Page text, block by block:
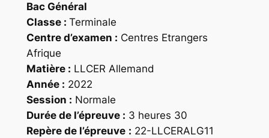
Bac Général
Classe : Terminale
Centre d’examen : Centres Etrangers
Afrique
Matière : LLCER Allemand
Année : 2022
Session : Normale
Durée de l’épreuve : 3 heures 30
Repère de l’épreuve : 22-LLCERALG11